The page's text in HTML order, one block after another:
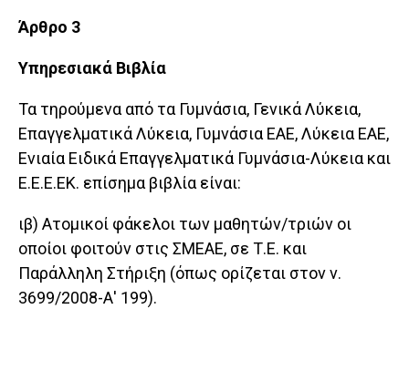
Άρθρο 3
Υπηρεσιακά Βιβλία
Τα τηρούμενα από τα Γυμνάσια, Γενικά Λύκεια,
Επαγγελματικά Λύκεια, Γυμνάσια ΕΑΕ, Λύκεια ΕΑΕ,
Ενιαία Ειδικά Επαγγελματικά Γυμνάσια-Λύκεια και
Ε.Ε.Ε.ΕΚ. επίσημα βιβλία είναι:
ιβ) Ατομικοί φάκελοι των μαθητών/τριών οι
οποίοι φοιτούν στις ΣΜΕΑΕ, σε Τ.Ε. και
Παράλληλη Στήριξη (όπως ορίζεται στον ν.
3699/2008-Α' 199).